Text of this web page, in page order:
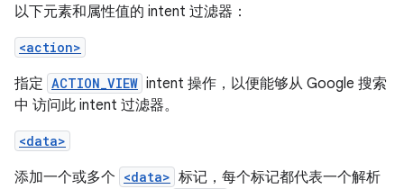
以下元素和属性值的 intent 过滤器：
<action>
指定 ACTION_VIEW intent 操作，以便能够从 Google 搜索
中 访问此 intent 过滤器。
<data>
添加一个或多个 <data> 标记，每个标记都代表一个解析